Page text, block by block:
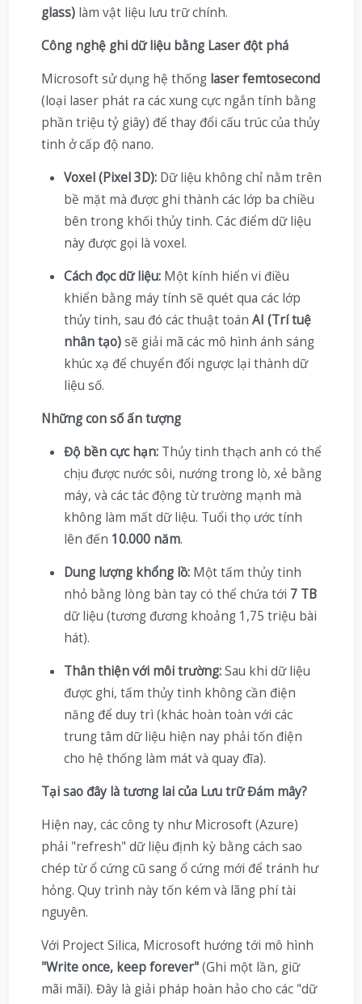
glass)làm vật liệu lưu trữ chính.
Công nghệ ghi dữ liệu bằng Laser đột phá
Microsoft sử dụng hệ thống laser femtosecond
(loại laser phát ra các xung cực ngắn tính bằng
phần triệu tỷ giây) để thay đổi cấu trúc của thủy
tinh ở cấp độ nano.
Voxel (Pixel 3D):Dữ liệu không chỉ nằm trên
bề mặt mà được ghi thành các lớp ba chiều
bên trong khối thủy tinh. Các điểm dữ liệu
này được gọi là voxel.
Cách đọc dữ liệu:Một kính hiển vi điều
khiển bằng máy tính sẽ quét qua các lớp
thủy tinh, sau đó các thuật toán AI (Trí tuệ
nhân tạo)sẽ giải mã các mô hình ánh sáng
khúc xạ để chuyển đổi ngược lại thành dữ
liệu số.
Những con số ấn tượng
Độ bền cực hạn:Thủy tinh thạch anh có thể
chịu được nước sôi, nướng trong lò, xẻ bằng
máy, và các tác động từ trường mạnh mà
không làm mất dữ liệu. Tuổi thọ ước tính
lên đến 10.000 năm.
Dung lượng khổng lồ:Một tấm thủy tinh
nhỏ bằng lòng bàn tay có thể chứa tới 7 TB
dữ liệu (tương đương khoảng 1,75 triệu bài
hát).
Thân thiện với môi trường:Sau khi dữ liệu
được ghi, tấm thủy tinh không cần điện
năng để duy trì (khác hoàn toàn với các
trung tâm dữ liệu hiện nay phải tốn điện
cho hệ thống làm mát và quay đĩa).
Tại sao đây là tương lai của Lưu trữ Đám mây?
Hiện nay, các công ty như Microsoft (Azure)
phải "refresh" dữ liệu định kỳ bằng cách sao
chép từ ổ cứng cũ sang ổ cứng mới để tránh hư
hỏng. Quy trình này tốn kém và lãng phí tài
nguyên.
Với Project Silica, Microsoft hướng tới mô hình
"Write once, keep forever"(Ghi một lần, giữ
mãi mãi). Đây là giải pháp hoàn hảo cho các "dữ